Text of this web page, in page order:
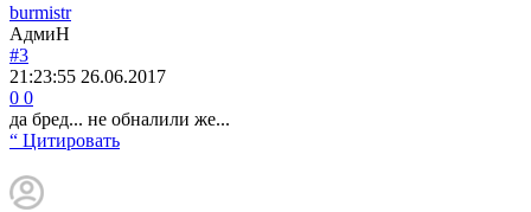
burmistr
АдмиН
#3
21:23:55 26.06.2017
0 0
да бред... не обналили же...
“ Цитировать